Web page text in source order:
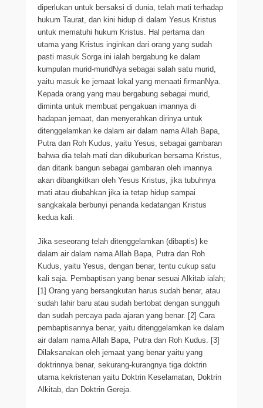
diperlukan untuk bersaksi di dunia, telah mati terhadap
hukum Taurat, dan kini hidup di dalam Yesus Kristus
untuk mematuhi hukum Kristus. Hal pertama dan
utama yang Kristus inginkan dari orang yang sudah
pasti masuk Sorga ini ialah bergabung ke dalam
kumpulan murid-muridNya sebagai salah satu murid,
yaitu masuk ke jemaat lokal yang menaati firmanNya.
Kepada orang yang mau bergabung sebagai murid,
diminta untuk membuat pengakuan imannya di
hadapan jemaat, dan menyerahkan dirinya untuk
ditenggelamkan ke dalam air dalam nama Allah Bapa,
Putra dan Roh Kudus, yaitu Yesus, sebagai gambaran
bahwa dia telah mati dan dikuburkan bersama Kristus,
dan ditarik bangun sebagai gambaran oleh imannya
akan dibangkitkan oleh Yesus Kristus, jika tubuhnya
mati atau diubahkan jika ia tetap hidup sampai
sangkakala berbunyi penanda kedatangan Kristus
kedua kali.
Jika seseorang telah ditenggelamkan (dibaptis) ke
dalam air dalam nama Allah Bapa, Putra dan Roh
Kudus, yaitu Yesus, dengan benar, tentu cukup satu
kali saja. Pembaptisan yang benar sesuai Alkitab ialah;
[1] Orang yang bersangkutan harus sudah benar, atau
sudah lahir baru atau sudah bertobat dengan sungguh
dan sudah percaya pada ajaran yang benar. [2] Cara
pembaptisannya benar, yaitu ditenggelamkan ke dalam
air dalam nama Allah Bapa, Putra dan Roh Kudus. [3]
Dilaksanakan oleh jemaat yang benar yaitu yang
doktrinnya benar, sekurang-kurangnya tiga doktrin
utama kekristenan yaitu Doktrin Keselamatan, Doktrin
Alkitab, dan Doktrin Gereja.